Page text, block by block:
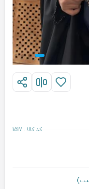
کد کالا : 1517